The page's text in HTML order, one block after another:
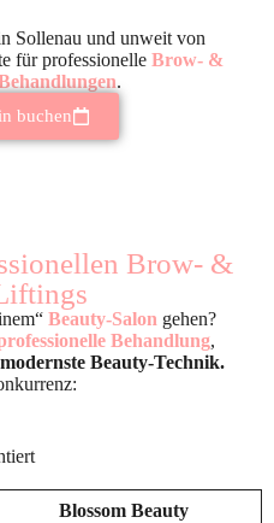
Sollenau und unweit von
für professionelle Brow- &
.
buchen
Brow- &
Beauty-Salon gehen?
Behandlung,
modernste Beauty-Technik.
Blossom Beauty